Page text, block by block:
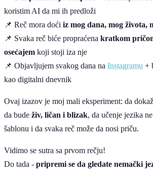
koristim AI da mi ih predloži
📌 Reč mora doći iz mog dana, mog života,
📌 Svaka reč biće propraćena kratkom
osećajem koji stoji iza nje
📌 Objavljujem svakog dana na Instagramu +
kao digitalni dnevnik
Ovaj izazov je moj mali eksperiment: da
da bude živ, ličan i blizak, da učenje jezika
šablonu i da svaka reč može da nosi priču.
Vidimo se sutra sa prvom rečju!
Do tada - pripremi se da gledate nemački